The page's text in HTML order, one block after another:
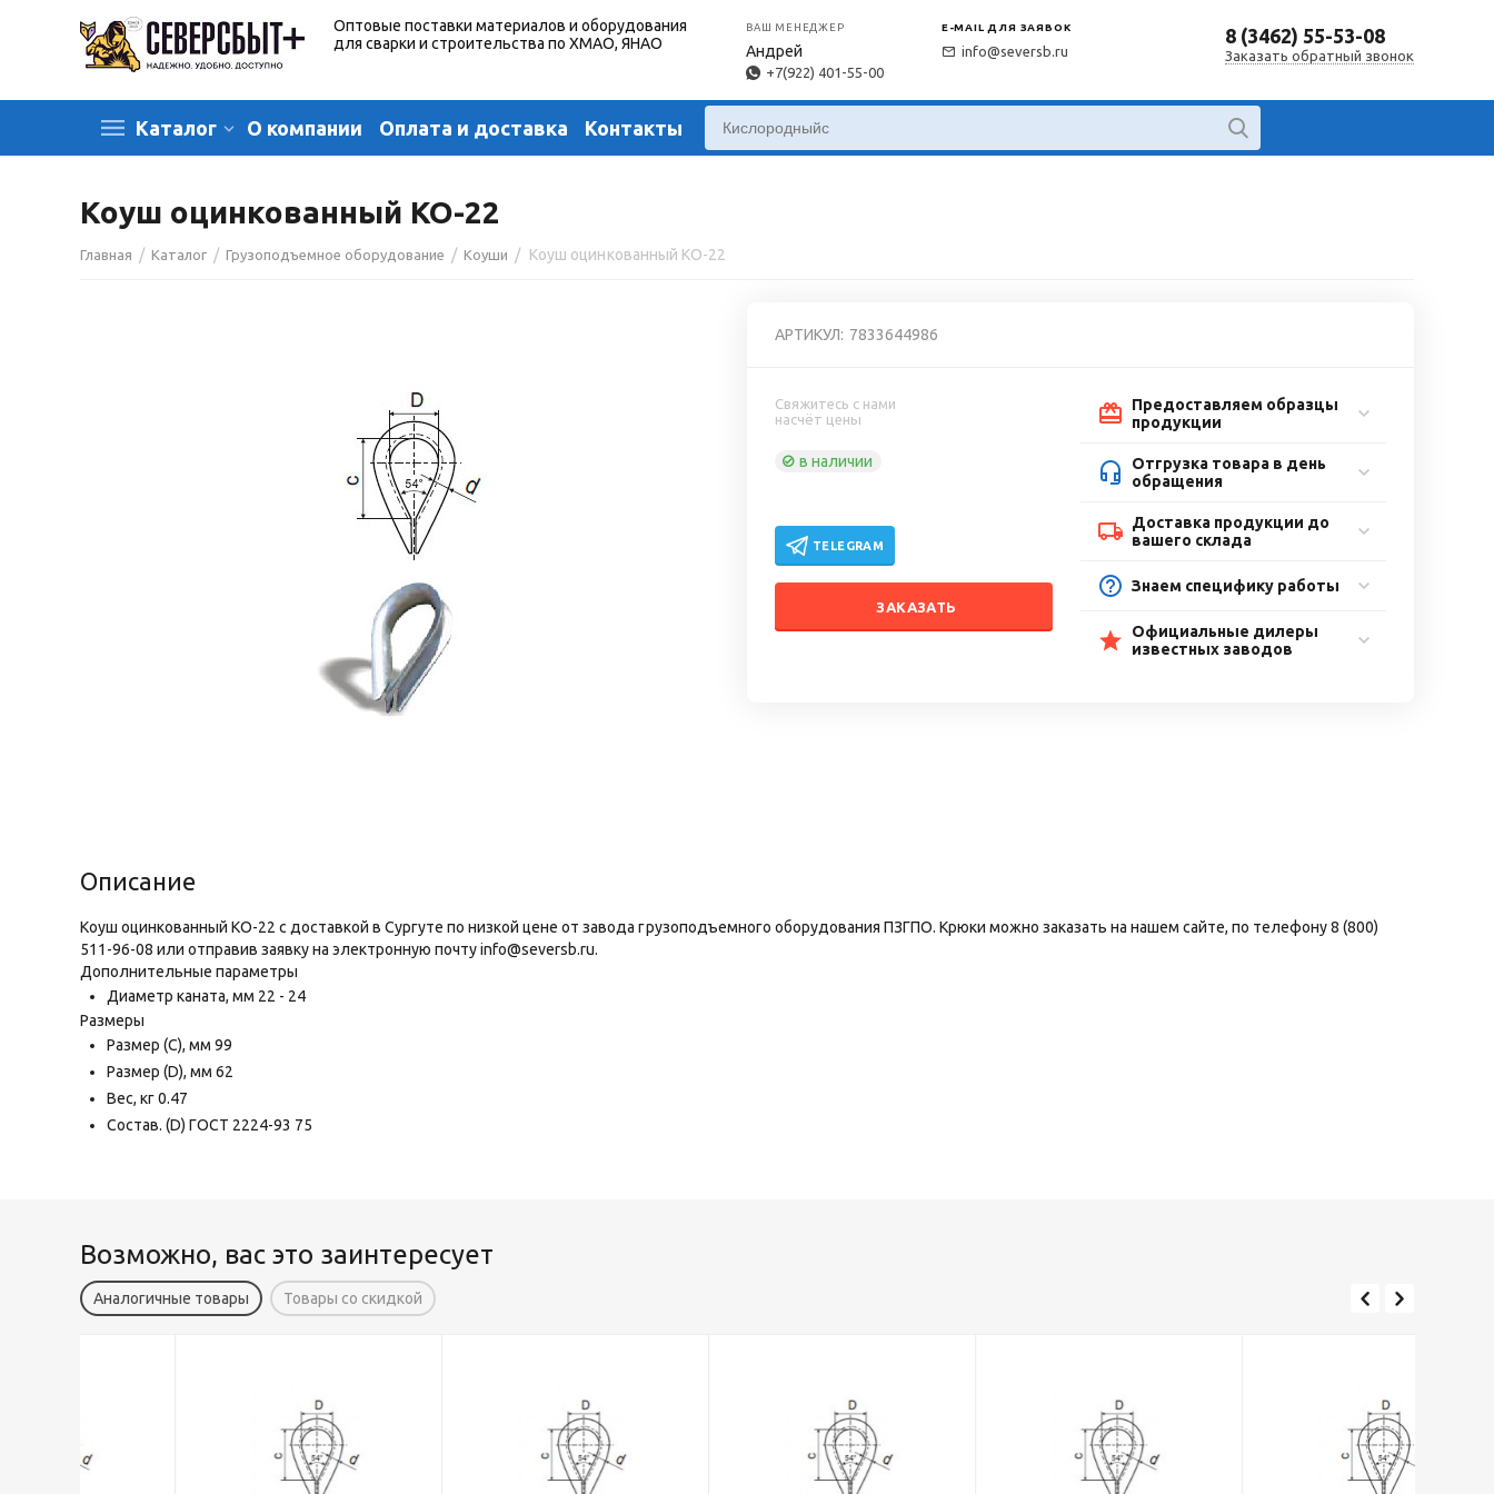
Оптовые поставки материалов и оборудования
для сварки и строительства по ХМАО, ЯНАО
ВАШ МЕНЕДЖЕР
Андрей
+7(922) 401-55-00
E-MAIL ДЛЯ ЗАЯВОК
info@seversb.ru
8 (3462) 55-53-08
Заказать обратный звонок
Каталог О компании Оплата и доставка Контакты
Коуш оцинкованный КО-22
Главная / Каталог / Грузоподъемное оборудование / Коуши / Коуш оцинкованный КО-22
АРТИКУЛ: 7833644986
Свяжитесь с нами
насчёт цены
в наличии
TELEGRAM
ЗАКАЗАТЬ
Предоставляем образцы
продукции
Отгрузка товара в день
обращения
Доставка продукции до
вашего склада
Знаем специфику работы
Официальные дилеры
известных заводов
Описание
Коуш оцинкованный КО-22 с доставкой в Сургуте по низкой цене от завода грузоподъемного оборудования ПЗГПО. Крюки можно заказать на нашем сайте, по телефону 8 (800)
511-96-08 или отправив заявку на электронную почту info@seversb.ru.
Дополнительные параметры
Диаметр каната,мм 22 - 24
Размеры
Размер (C),мм 99
Размер (D),мм 62
Вес,кг0.47
Состав. (D) ГОСТ 2224-93 75
Возможно, вас это заинтересует
Аналогичные товары Товары со скидкой